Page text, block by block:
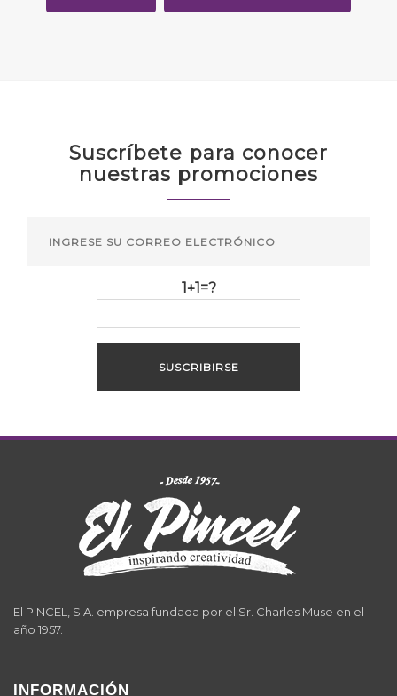
Suscríbete para conocer
nuestras promociones
1+1=?
El PINCEL, S.A. empresa fundada por el Sr. Charles Muse en el
año 1957.
INFORMACIÓN